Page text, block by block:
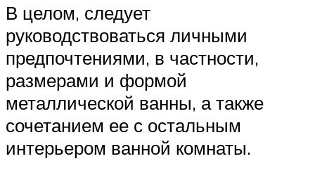
В целом, следует
руководствоваться личными
предпочтениями, в частности,
размерами и формой
металлической ванны, а также
сочетанием ее с остальным
интерьером ванной комнаты.